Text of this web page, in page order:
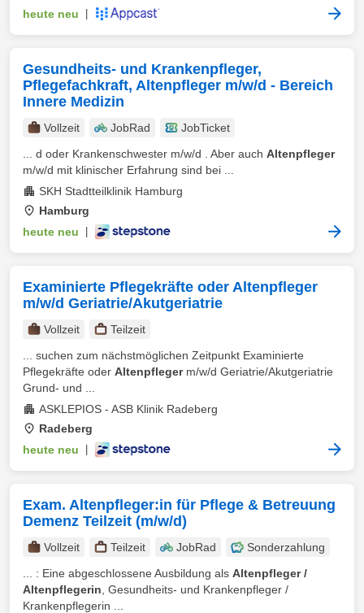
heute neu
Gesundheits- und Krankenpfleger,
Pflegefachkraft, Altenpfleger m/w/d - Bereich
Innere Medizin
Vollzeit JobRad
JobTicket
... d oder Krankenschwester m⁠/⁠w⁠/⁠d . Aber auch Altenpfleger
m⁠/⁠w⁠/⁠d mit klinischer Erfahrung sind bei ...
SKH Stadtteilklinik Hamburg
Hamburg
heute neu
Examinierte Pflegekräfte oder Altenpfleger
m/w/d Geriatrie/Akutgeriatrie
Vollzeit
Teilzeit
... suchen zum nächstmöglichen Zeitpunkt Examinierte
Pflegekräfte oder Altenpflegerm/w/d Geriatrie/Akutgeriatrie
Grund- und ...
ASKLEPIOS - ASB Klinik Radeberg
Radeberg
heute neu
Exam. Altenpfleger:in für Pflege & Betreuung
Demenz Teilzeit (m/w/d)
Vollzeit Teilzeit JobRad
Sonderzahlung
... : Eine abgeschlossene Ausbildung als Altenpfleger /
Altenpflegerin , Gesundheits- und Krankenpfleger /
Krankenpflegerin ...